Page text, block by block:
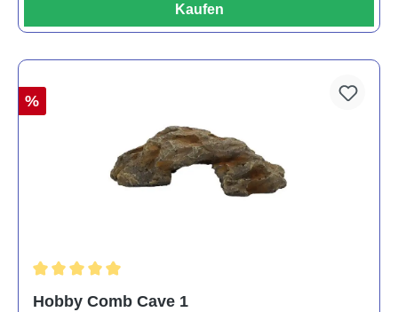
Kaufen
%
Hobby Comb Cave 1